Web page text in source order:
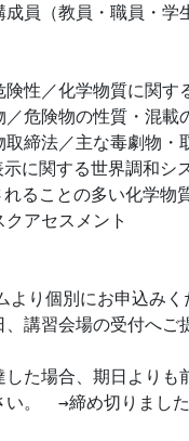
員（教員・職員・学
性／化学物質に関す
危険物の性質・混載
締法／主な毒劇物・
に関する世界調和シ
ることの多い化学物
アセスメント
り個別にお申込みく
講習会場の受付へご
た場合、期日よりも
。　→締め切りました